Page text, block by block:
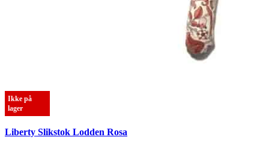
Ikke på
lager
Liberty Slikstok Lodden Rosa